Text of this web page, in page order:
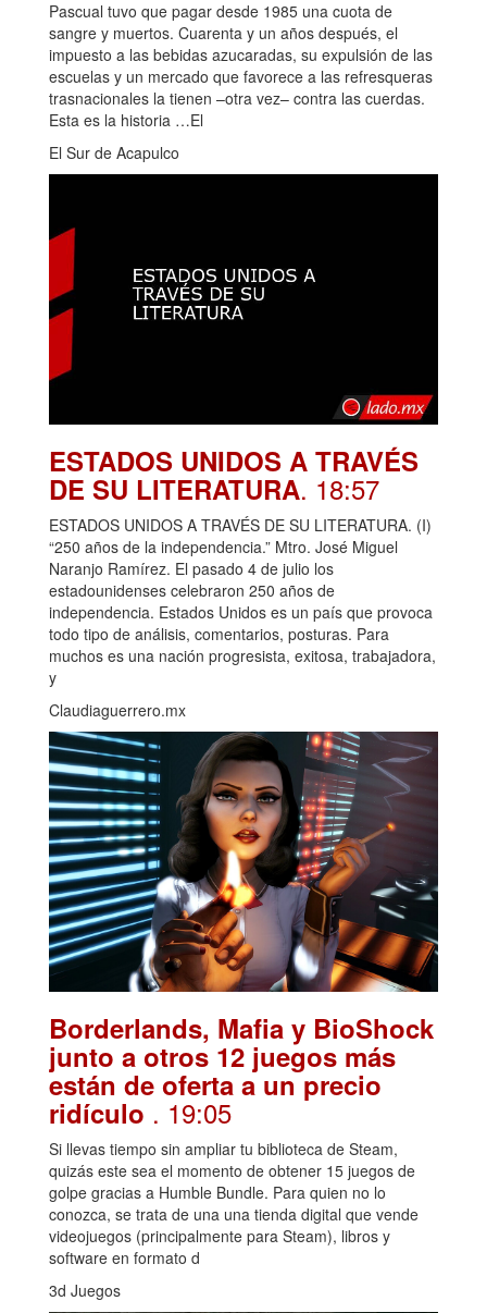
Pascual tuvo que pagar desde 1985 una cuota de
sangre y muertos. Cuarenta y un años después, el
impuesto a las bebidas azucaradas, su expulsión de las
escuelas y un mercado que favorece a las refresqueras
trasnacionales la tienen –otra vez– contra las cuerdas.
Esta es la historia …El
El Sur de Acapulco
ESTADOS UNIDOS A TRAVÉS
DE SU LITERATURA. 18:57
ESTADOS UNIDOS A TRAVÉS DE SU LITERATURA. (I)
“250 años de la independencia.” Mtro. José Miguel
Naranjo Ramírez. El pasado 4 de julio los
estadounidenses celebraron 250 años de
independencia. Estados Unidos es un país que provoca
todo tipo de análisis, comentarios, posturas. Para
muchos es una nación progresista, exitosa, trabajadora,
y
Claudiaguerrero.mx
Borderlands, Mafia y BioShock
junto a otros 12 juegos más
están de oferta a un precio
ridículo . 19:05
Si llevas tiempo sin ampliar tu biblioteca de Steam,
quizás este sea el momento de obtener 15 juegos de
golpe gracias a Humble Bundle. Para quien no lo
conozca, se trata de una una tienda digital que vende
videojuegos (principalmente para Steam), libros y
software en formato d
3d Juegos